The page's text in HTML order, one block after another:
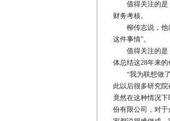
值得关注的是，
财务考核。
柳传志说，他就
这件事情”。
值得关注的是，
体总结这28年来的
“我为联想做了
此以后很多研究
竟然在这种情况
份有限公司，对